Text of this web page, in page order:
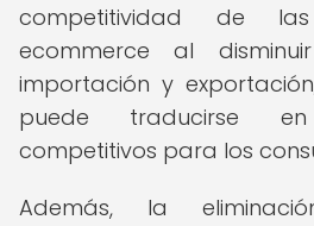
competitividad de
ecommerce al
importación y
puede traducirse
competitivos para los
Además, la